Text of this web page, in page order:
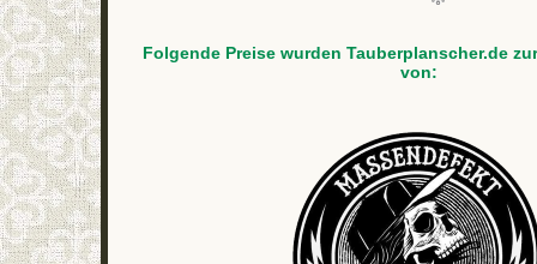
Folgende Preise wurden Tauberplanscher.de
von: